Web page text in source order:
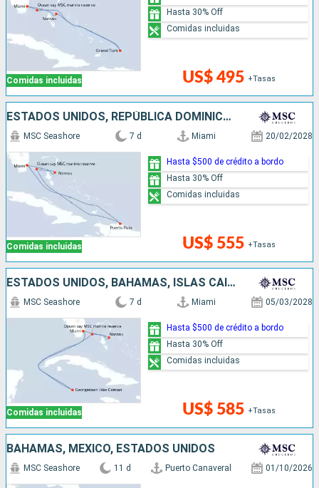
Comidas incluidas US$ 495 +Tasas
Hasta 30% Off
Comidas incluidas
ESTADOS UNIDOS, REPÚBLICA DOMINICANA, BAHAMAS
Comidas incluidas
MSC Seashore 7 d Miami 20/02/2028
US$ 555 +Tasas
Hasta $500 de crédito a bordo
Hasta 30% Off
Comidas incluidas
ESTADOS UNIDOS, BAHAMAS, ISLAS CAIMÁN
Comidas incluidas
MSC Seashore 7 d Miami 05/03/2028
US$ 585 +Tasas
Hasta $500 de crédito a bordo
Hasta 30% Off
Comidas incluidas
BAHAMAS, MÉXICO, ESTADOS UNIDOS
MSC Seashore 11 d Puerto Canaveral 01/10/2026